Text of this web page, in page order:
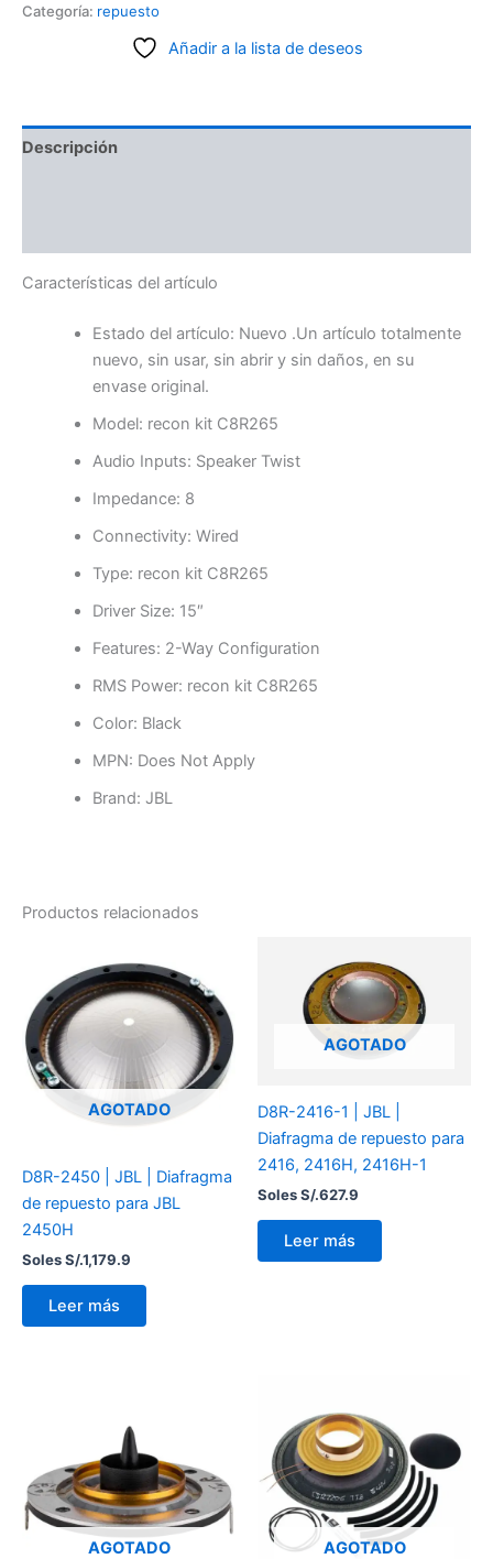
Categoría: repuesto
Añadir a la lista de deseos
Descripción
Características del artículo
Estado del artículo: Nuevo .Un artículo totalmente
nuevo, sin usar, sin abrir y sin daños, en su
envase original.
Model: recon kit C8R265
Audio Inputs: Speaker Twist
Impedance: 8
Connectivity: Wired
Type: recon kit C8R265
Driver Size: 15″
Features: 2-Way Configuration
RMS Power: recon kit C8R265
Color: Black
MPN: Does Not Apply
Brand: JBL
Productos relacionados
AGOTADO
D8R-2450 | JBL | Diafragma
de repuesto para JBL
2450H
Soles S/.1,179.9
Leer más
AGOTADO
D8R-2416-1 | JBL |
Diafragma de repuesto para
2416, 2416H, 2416H-1
Soles S/.627.9
Leer más
AGOTADO AGOTADO